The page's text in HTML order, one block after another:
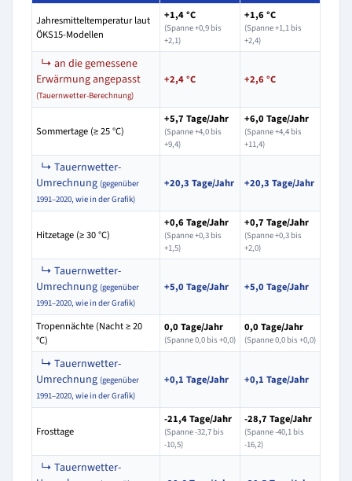
Jahresmitteltemperatur laut
ÖKS15-Modellen
+1,4 °C
(Spanne +0,9 bis
+2,1)
+1,6 °C
(Spanne +1,1 bis
+2,4)
↳ an die gemessene
Erwärmung angepasst
(Tauernwetter-Berechnung)
+2,4 °C +2,6 °C
Sommertage (≥ 25 °C)
+5,7 Tage/Jahr
(Spanne +4,0 bis
+9,4)
+6,0 Tage/Jahr
(Spanne +4,4 bis
+11,4)
↳ Tauernwetter-
Umrechnung (gegenüber
1991–2020, wie in der Grafik)
+20,3 Tage/Jahr +20,3 Tage/Jahr
Hitzetage (≥ 30 °C)
+0,6 Tage/Jahr
(Spanne +0,3 bis
+1,5)
+0,7 Tage/Jahr
(Spanne +0,3 bis
+2,0)
↳ Tauernwetter-
Umrechnung (gegenüber
1991–2020, wie in der Grafik)
+5,0 Tage/Jahr +5,0 Tage/Jahr
Tropennächte (Nacht ≥ 20
°C)
0,0 Tage/Jahr
(Spanne 0,0 bis +0,0)
0,0 Tage/Jahr
(Spanne 0,0 bis +0,0)
↳ Tauernwetter-
Umrechnung (gegenüber
1991–2020, wie in der Grafik)
+0,1 Tage/Jahr +0,1 Tage/Jahr
Frosttage
-21,4 Tage/Jahr
(Spanne -32,7 bis
-10,5)
-28,7 Tage/Jahr
(Spanne -40,1 bis
-16,2)
↳ Tauernwetter-